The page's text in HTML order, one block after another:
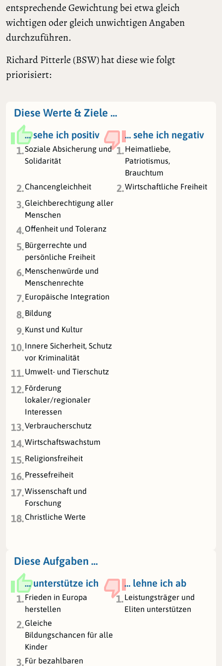
entsprechende Gewichtung bei etwa gleich
wichtigen oder gleich unwichtigen Angaben
durchzuführen.
Richard Pitterle (BSW) hat diese wie folgt
priorisiert:
Diese Werte & Ziele …
… sehe ich positiv
… sehe ich negativ
1.Soziale Absicherung und
Solidarität
1.Heimatliebe,
Patriotismus,
Brauchtum
2.Chancengleichheit 2.Wirtschaftliche Freiheit
3.Gleichberechtigung aller
Menschen
4.Offenheit und Toleranz
5.Bürgerrechte und
persönliche Freiheit
6.Menschenwürde und
Menschenrechte
7.Europäische Integration
8.Bildung
9.Kunst und Kultur
10.Innere Sicherheit, Schutz
vor Kriminalität
11.Umwelt- und Tierschutz
12.Förderung
lokaler/regionaler
Interessen
13.Verbraucherschutz
14.Wirtschaftswachstum
15.Religionsfreiheit
16.Pressefreiheit
17.Wissenschaft und
Forschung
18.Christliche Werte
Diese Aufgaben …
… unterstütze ich
… lehne ich ab
1.Frieden in Europa
herstellen
1.Leistungsträger und
Eliten unterstützen
2.Gleiche
Bildungschancen für alle
Kinder
3.Für bezahlbaren